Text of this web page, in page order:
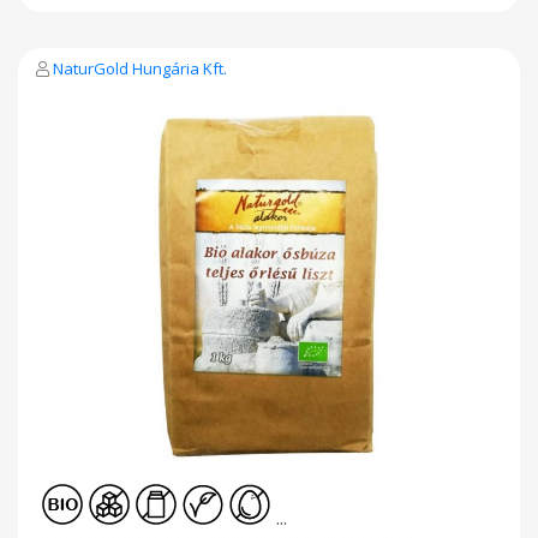
helyen. Nutri-Score tápérték kategória: "A" A zölddel jelölt
termékek („A”, „B”) fontos részei lehetnek az étrendünknek,
fogyasztanunk. Összetevők: bio alakor ősbúza őrlemény*
*=öko gazdálkodásból Átlagos tápérték/100g Energia: 1556 kJ /
367 kcal Zsír: 1,9 g amelyből telített zsírsavak: 0,3 g Szénhidrát:
73 g amelyből cukor: 2,6 g Élelmi rost: 2,5 g Fehérje: 14 g Só:
NaturGold Hungária Kft.
...